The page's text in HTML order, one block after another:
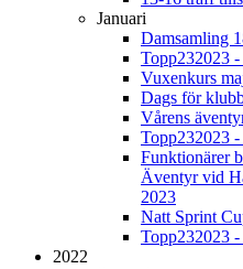
Januari
Damsamling
Topp232023
Vuxenkurs
Dags för
Vårens
Topp232023
Funktionärer
Äventyr vid
2023
Natt Sprint
Topp232023
2022